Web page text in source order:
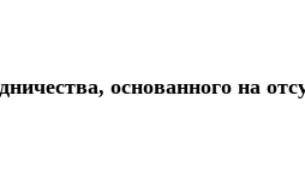
основанного на